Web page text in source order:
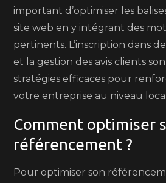
important d’optimiser les
site web en y intégrant des
pertinents. L’inscription dans
et la gestion des avis clients
stratégies efficaces pour
votre entreprise au niveau
Comment optimiser
référencement ?
Pour optimiser son